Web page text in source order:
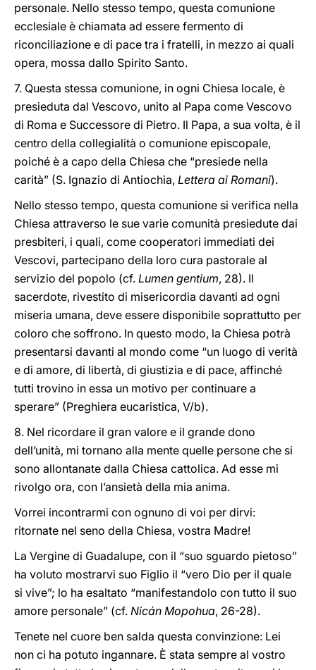
personale. Nello stesso tempo, questa comunione
ecclesiale è chiamata ad essere fermento di
riconciliazione e di pace tra i fratelli, in mezzo ai quali
opera, mossa dallo Spirito Santo.
7. Questa stessa comunione, in ogni Chiesa locale, è
presieduta dal Vescovo, unito al Papa come Vescovo
di Roma e Successore di Pietro. Il Papa, a sua volta, è il
centro della collegialità o comunione episcopale,
poiché è a capo della Chiesa che “presiede nella
carità” (S. Ignazio di Antiochia, Lettera ai Romani).
Nello stesso tempo, questa comunione si verifica nella
Chiesa attraverso le sue varie comunità presiedute dai
presbiteri, i quali, come cooperatori immediati dei
Vescovi, partecipano della loro cura pastorale al
servizio del popolo (cf. Lumen gentium, 28). Il
sacerdote, rivestito di misericordia davanti ad ogni
miseria umana, deve essere disponibile soprattutto per
coloro che soffrono. In questo modo, la Chiesa potrà
presentarsi davanti al mondo come “un luogo di verità
e di amore, di libertà, di giustizia e di pace, affinché
tutti trovino in essa un motivo per continuare a
sperare” (Preghiera eucaristica, V/b).
8. Nel ricordare il gran valore e il grande dono
dell’unità, mi tornano alla mente quelle persone che si
sono allontanate dalla Chiesa cattolica. Ad esse mi
rivolgo ora, con l’ansietà della mia anima.
Vorrei incontrarmi con ognuno di voi per dirvi:
ritornate nel seno della Chiesa, vostra Madre!
La Vergine di Guadalupe, con il “suo sguardo pietoso”
ha voluto mostrarvi suo Figlio il “vero Dio per il quale
si vive”; lo ha esaltato “manifestandolo con tutto il suo
amore personale” (cf. Nicán Mopohua, 26-28).
Tenete nel cuore ben salda questa convinzione: Lei
non ci ha potuto ingannare. È stata sempre al vostro